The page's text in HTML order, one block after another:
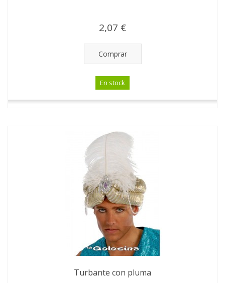
2,07 €
Comprar
En stock
Turbante con pluma